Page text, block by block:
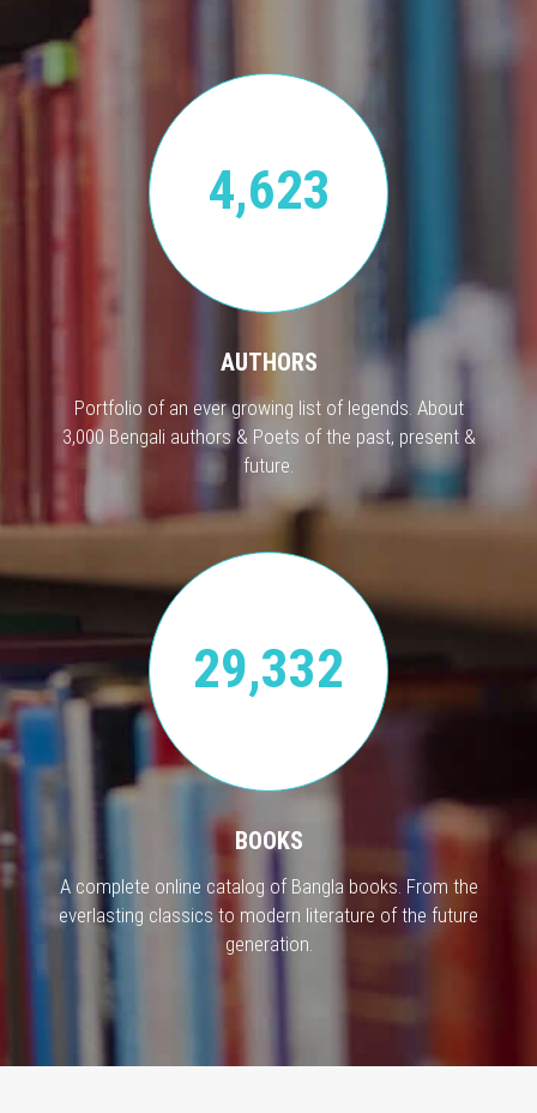
4,623
AUTHORS
Portfolio of an ever growing list of legends. About
3,000 Bengali authors & Poets of the past, present &
future.
29,332
BOOKS
A complete online catalog of Bangla books. From the
everlasting classics to modern literature of the future
generation.